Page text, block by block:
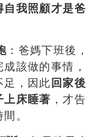
自我照顧才是爸
：爸媽下班後，
該做的事情，
，因此回家後
床睡著 ，才告
。